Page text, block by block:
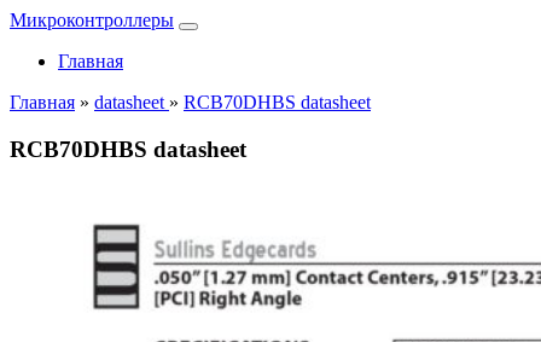
Микроконтроллеры
Главная
Главная » datasheet » RCB70DHBS datasheet
RCB70DHBS datasheet